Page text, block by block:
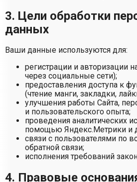
3. Цели обработки
данных
Ваши данные используются для:
регистрации и авторизации
через социальные сети);
предоставления доступа к
(чтение манги, закладки,
улучшения работы Сайта,
и пользовательского опыта;
проведения аналитических
помощью Яндекс.Метрики и
связи с пользователями по
обратной связи;
исполнения требований
4. Правовые